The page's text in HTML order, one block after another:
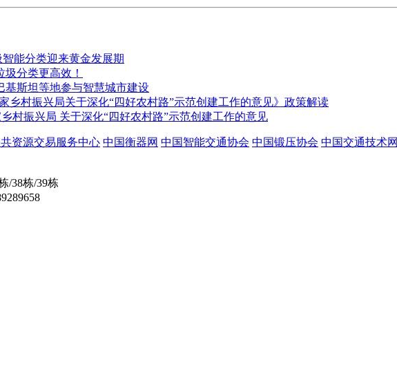
能分类迎来黄金发展期
圾分类更高效！
基斯坦等地参与智慧城市建设
乡村振兴局关于深化“四好农村路”示范创建工作的意见》政策解读
村振兴局 关于深化“四好农村路”示范创建工作的意见
资源交易服务中心 中国衡器网 中国智能交通协会 中国锻压协会 中国交通技术网
/38栋/39栋